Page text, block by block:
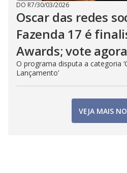
DO R7/30/03/2026
Oscar das redes
Fazenda 17 é
Awards; vote
O programa disputa a categoria
Lançamento’
VEJA MAIS